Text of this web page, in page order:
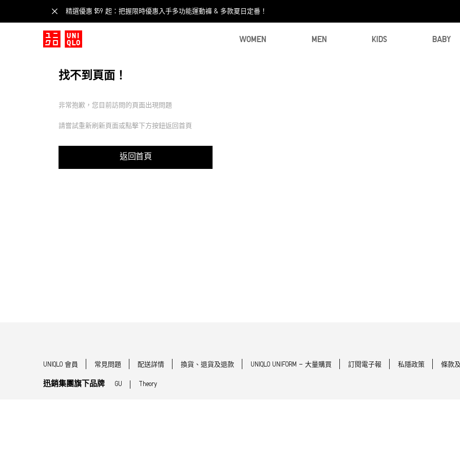
精選優惠 $59 起：把握限時優惠入手多功能運動褲 & 多款夏日定番！​
WOMEN MEN KIDS BABY
找不到頁面！
非常抱歉，您目前訪問的頁面出現問題
請嘗試重新刷新頁面或點擊下方按鈕返回首頁
返回首頁
UNIQLO 會員 常見問題 配送詳情 換貨、退貨及退款 UNIQLO UNIFORM - 大量購買 訂閱電子報 私隱政策 條款
迅銷集團旗下品牌 GU Theory